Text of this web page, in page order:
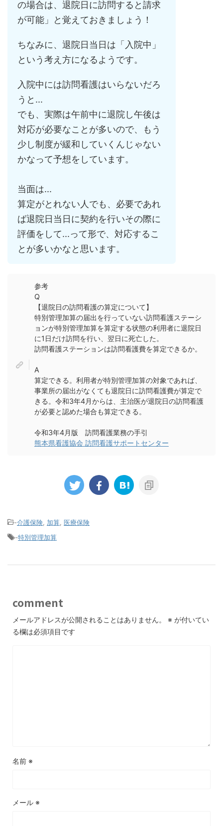
の場合は、退院日に訪問すると請求
が可能」と覚えておきましょう！
ちなみに、退院日当日は「入院中」
という考え方になるようです。
入院中には訪問看護はいらないだろ
うと...
でも、実際は午前中に退院し午後は
対応が必要なことが多いので、もう
少し制度が緩和していくんじゃない
かなって予想をしています。
当面は...
算定がとれない人でも、必要であれ
ば退院日当日に契約を行いその際に
評価をして...って形で、対応するこ
とが多いかなと思います。
参考
Q
【退院日の訪問看護の算定について】
特別管理加算の届出を行っていない訪問看護ステーシ
ョンが特別管理加算を算定する状態の利用者に退院日
に1日だけ訪問を行い、翌日に死亡した。
訪問看護ステーションは訪問看護費を算定できるか。
A
算定できる。利用者が特別管理加算の対象であれば、
事業所の届出がなくても退院日に訪問看護費が算定で
きる。令和3年4月からは、主治医が退院日の訪問看護
が必要と認めた場合も算定できる。
令和3年4月版 訪問看護業務の手引
熊本県看護協会 訪問看護サポートセンター
-介護保険 加算 医療保険
-特別管理加算
comment
メールアドレスが公開されることはありません。 ※ が付いてい
る欄は必須項目です
名前 ※
メール ※